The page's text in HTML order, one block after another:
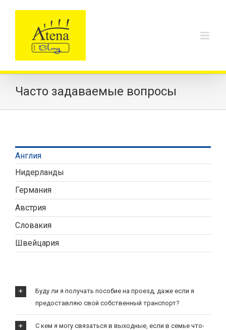
Часто задаваемые вопросы
Англия
Нидерланды
Германия
Австрия
Словакия
Швейцария
Буду ли я получать пособие на проезд, даже если я
предоставляю свой собственный транспорт?
С кем я могу связаться в выходные, если в семье что-